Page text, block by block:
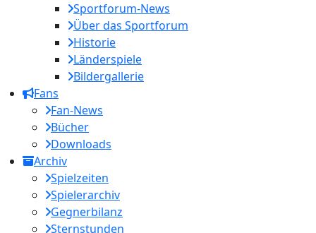
Sportforum-News
Über das Sportforum
Historie
Länderspiele
Bildergallerie
Fans
Fan-News
Bücher
Downloads
Archiv
Spielzeiten
Spielerarchiv
Gegnerbilanz
Sternstunden